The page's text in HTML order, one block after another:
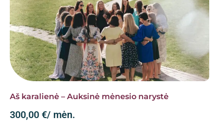
Aš karalienė – Auksinė mėnesio narystė
300,00 €/ mėn.